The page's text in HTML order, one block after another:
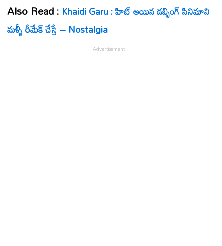
Also Read : Khaidi Garu : హిట్ అయిన డబ్బింగ్ సినిమాని
మళ్ళీ రీమేక్ చేస్తే – Nostalgia